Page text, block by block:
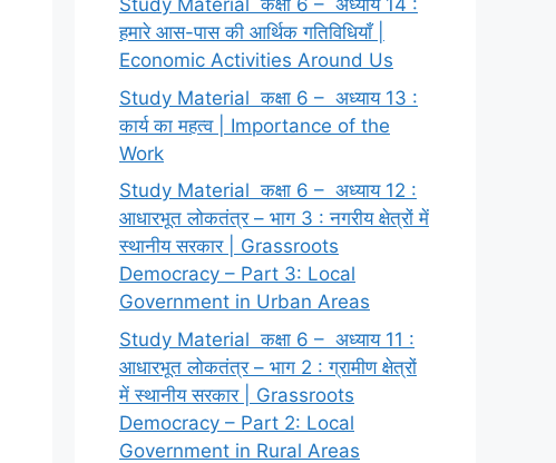
Study Material कक्षा 6 – अध्याय 14 :
हमारे आस-पास की आर्थिक गतिविधियाँ |
Economic Activities Around Us
Study Material कक्षा 6 – अध्याय 13 :
कार्य का महत्व | Importance of the
Work
Study Material कक्षा 6 – अध्याय 12 :
आधारभूत लोकतंत्र – भाग 3 : नगरीय क्षेत्रों में
स्थानीय सरकार | Grassroots
Democracy – Part 3: Local
Government in Urban Areas
Study Material कक्षा 6 – अध्याय 11 :
आधारभूत लोकतंत्र – भाग 2 : ग्रामीण क्षेत्रों
में स्थानीय सरकार | Grassroots
Democracy – Part 2: Local
Government in Rural Areas